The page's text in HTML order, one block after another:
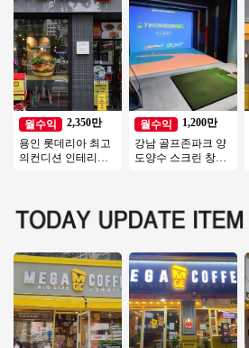
월수익
2,350만
용인 롯데리아 최고
의컨디션 인테리어
월수익
1,200만
강남 골프존파크 양
도양수 스크린 창업